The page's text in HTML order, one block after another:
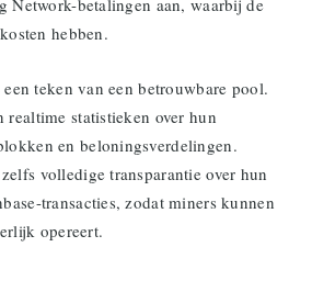
Network-betalingen aan, waarbij de
hebben.
teken van een betrouwbare pool.
realtime statistieken over hun
en beloningsverdelingen.
volledige transparantie over hun
transacties, zodat miners kunnen
opereert.